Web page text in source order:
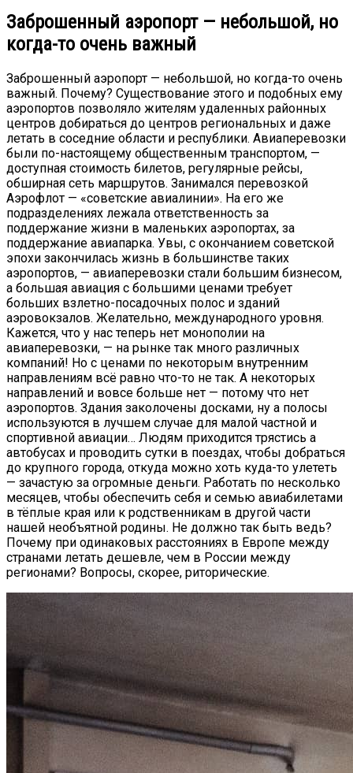
Заброшенный аэропорт — небольшой, но
когда-то очень важный
Заброшенный аэропорт — небольшой, но когда-то очень
важный. Почему? Существование этого и подобных ему
аэропортов позволяло жителям удаленных районных
центров добираться до центров региональных и даже
летать в соседние области и республики. Авиаперевозки
были по-настоящему общественным транспортом, —
доступная стоимость билетов, регулярные рейсы,
обширная сеть маршрутов. Занимался перевозкой
Аэрофлот — «советские авиалинии». На его же
подразделениях лежала ответственность за
поддержание жизни в маленьких аэропортах, за
поддержание авиапарка. Увы, с окончанием советской
эпохи закончилась жизнь в большинстве таких
аэропортов, — авиаперевозки стали большим бизнесом,
а большая авиация с большими ценами требует
больших взлетно-посадочных полос и зданий
аэровокзалов. Желательно, международного уровня.
Кажется, что у нас теперь нет монополии на
авиаперевозки, — на рынке так много различных
компаний! Но с ценами по некоторым внутренним
направлениям всё равно что-то не так. А некоторых
направлений и вовсе больше нет — потому что нет
аэропортов. Здания заколочены досками, ну а полосы
используются в лучшем случае для малой частной и
спортивной авиации… Людям приходится трястись а
автобусах и проводить сутки в поездах, чтобы добраться
до крупного города, откуда можно хоть куда-то улететь
— зачастую за огромные деньги. Работать по несколько
месяцев, чтобы обеспечить себя и семью авиабилетами
в тёплые края или к родственникам в другой части
нашей необъятной родины. Не должно так быть ведь?
Почему при одинаковых расстояниях в Европе между
странами летать дешевле, чем в России между
регионами? Вопросы, скорее, риторические.